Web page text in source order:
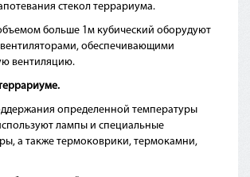
стекол террариума.
больше 1м кубический оборудуют
обеспечивающими
вентиляцию.
определенной температуры
лампы и специальные
а также термоковрики, термокамни,